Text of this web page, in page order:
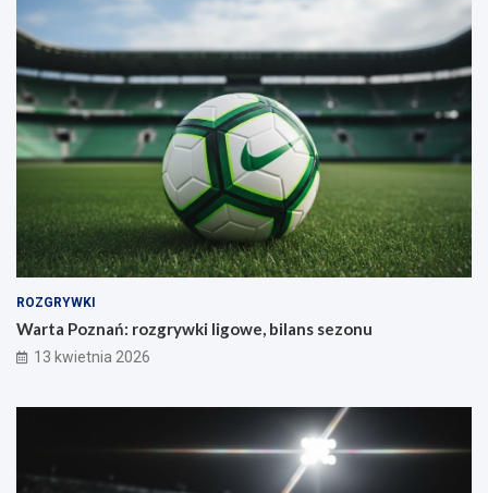
ROZGRYWKI
Warta Poznań: rozgrywki ligowe, bilans sezonu
13 kwietnia 2026